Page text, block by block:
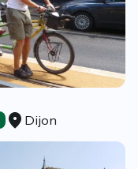
Dijon